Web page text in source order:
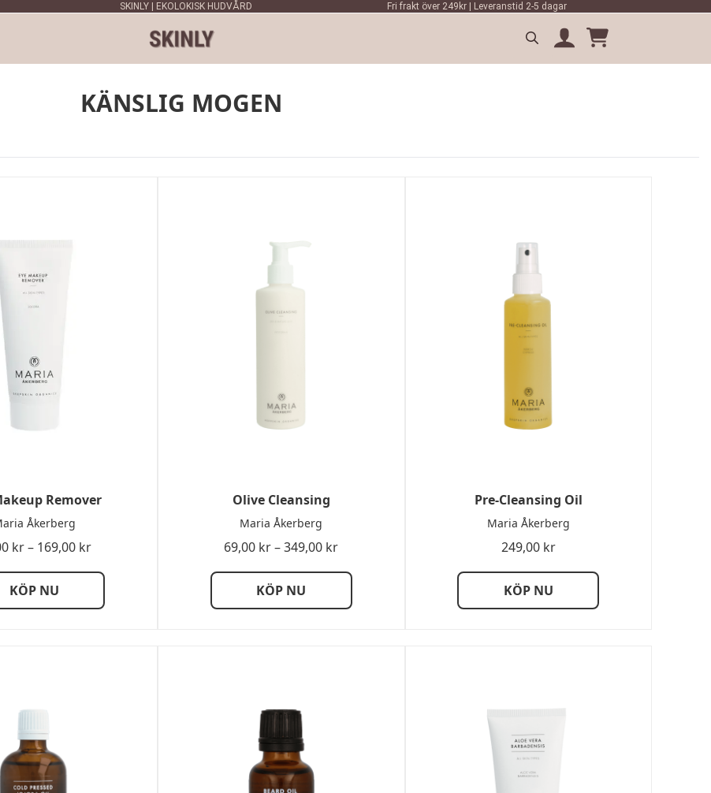
SKINLY | EKOLOKISK HUDVÅRD Fri frakt över 249kr | Leveranstid 2-5 dagar
Search
KÄNSLIG MOGEN
Remover
Åkerberg
kr– 169,00 krPrisintervall:
till
KÖP NU
Olive Cleansing
Maria Åkerberg
69,00 kr–349,00 krPrisintervall:
till
KÖP NU
Pre-Cleansing Oil
Maria Åkerberg
249,00 kr
KÖP NU